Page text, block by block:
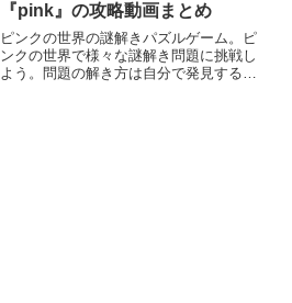
『pink』の攻略動画まとめ
ピンクの世界の謎解きパズルゲーム。ピ
ンクの世界で様々な謎解き問題に挑戦し
よう。問題の解き方は自分で発見するし